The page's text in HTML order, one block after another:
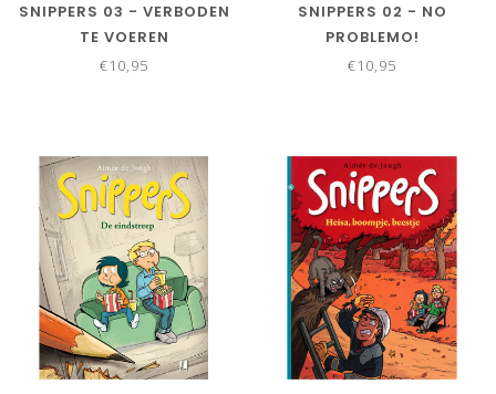
SNIPPERS 03 - VERBODEN
TE VOEREN
€10,95
SNIPPERS 02 - NO
PROBLEMO!
€10,95